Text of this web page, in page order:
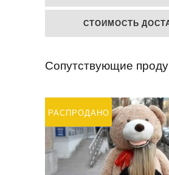
СТОИМОСТЬ
Сопутствующие
РАСПРОДАНО